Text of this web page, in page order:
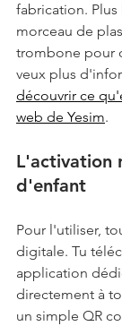
fabrication. Plus
morceau de
trombone pour
veux plus
découvrir ce
web de Yesim.
L'activation
d'enfant
Pour l'utiliser,
digitale. Tu
application
directement à
un simple QR